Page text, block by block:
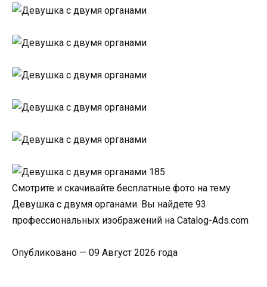
Смотрите и скачивайте бесплатные фото на тему
Девушка с двумя органами. Вы найдете 93
профессиональных изображений на Catalog-Ads.com
Опубликовано — 09 Август 2026 года